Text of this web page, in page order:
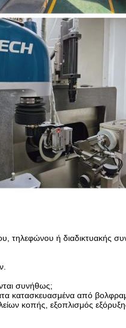
τηλεφώνου ή διαδικτυακής
συνήθως;
κατασκευασμένα από
κοπής, εξοπλισμός